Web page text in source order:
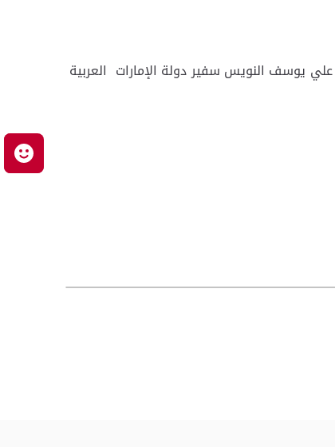
يوسف النويس سفير دولة الإمارات العربية